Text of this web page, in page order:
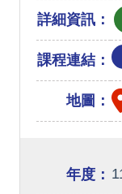
詳細資訊：
課程連結：
地圖：
年度：